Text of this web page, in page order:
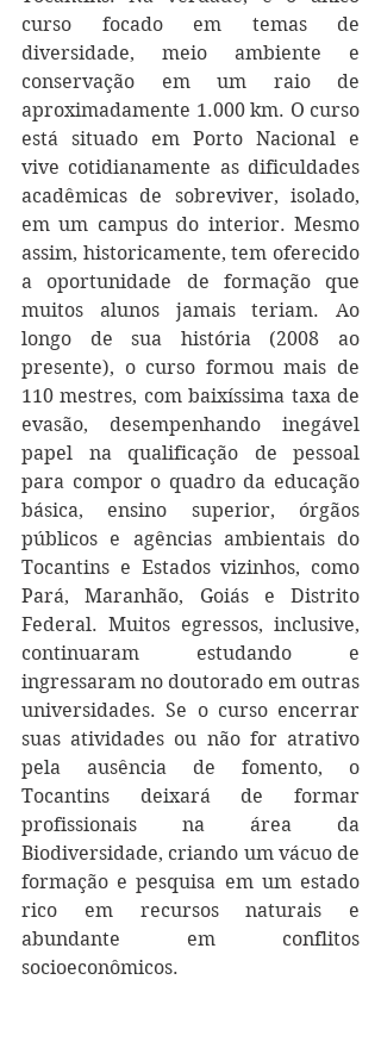
curso focado em temas de
diversidade, meio ambiente e
conservação em um raio de
aproximadamente 1.000 km. O curso
está situado em Porto Nacional e
vive cotidianamente as dificuldades
acadêmicas de sobreviver, isolado,
em um campus do interior. Mesmo
assim, historicamente, tem oferecido
a oportunidade de formação que
muitos alunos jamais teriam. Ao
longo de sua história (2008 ao
presente), o curso formou mais de
110 mestres, com baixíssima taxa de
evasão, desempenhando inegável
papel na qualificação de pessoal
para compor o quadro da educação
básica, ensino superior, órgãos
públicos e agências ambientais do
Tocantins e Estados vizinhos, como
Pará, Maranhão, Goiás e Distrito
Federal. Muitos egressos, inclusive,
continuaram estudando e
ingressaram no doutorado em outras
universidades. Se o curso encerrar
suas atividades ou não for atrativo
pela ausência de fomento, o
Tocantins deixará de formar
profissionais na área da
Biodiversidade, criando um vácuo de
formação e pesquisa em um estado
rico em recursos naturais e
abundante em conflitos
socioeconômicos.